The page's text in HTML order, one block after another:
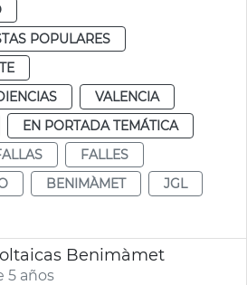
POPULARES
VALENCIA
EN PORTADA TEMÁTICA
FALLES
BENIMÀMET
JGL
Benimàmet
5 años